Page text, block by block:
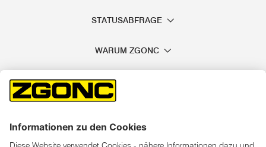
STATUSABFRAGE
WARUM ZGONC